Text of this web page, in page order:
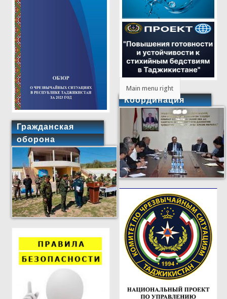
Гражданская
оборона
Main menu right
Координация